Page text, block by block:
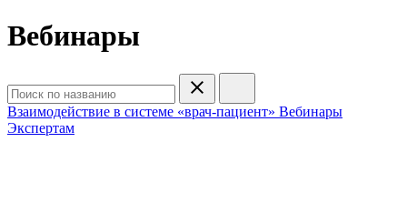
Вебинары
Взаимодействие в системе «врач-пациент» Вебинары
Экспертам